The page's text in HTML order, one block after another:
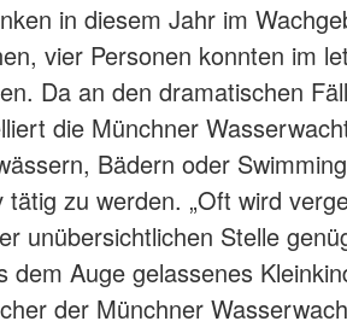
in diesem Jahr im
vier Personen konnten im
Da an den dramatischen
die Münchner
Bädern oder
zu werden. „Oft wird
unübersichtlichen Stelle
dem Auge gelassenes
der Münchner